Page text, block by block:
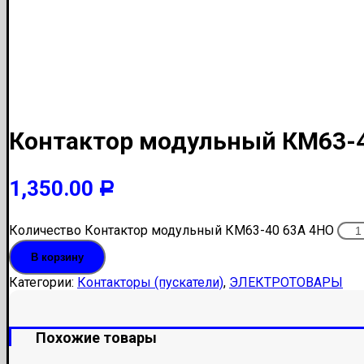
Контактор модульный КМ63-
1,350.00 Р
Количество Контактор модульный КМ63-40 63А 4НО
В корзину
Категории: Контакторы (пускатели), ЭЛЕКТРОТОВАРЫ
Похожие товары